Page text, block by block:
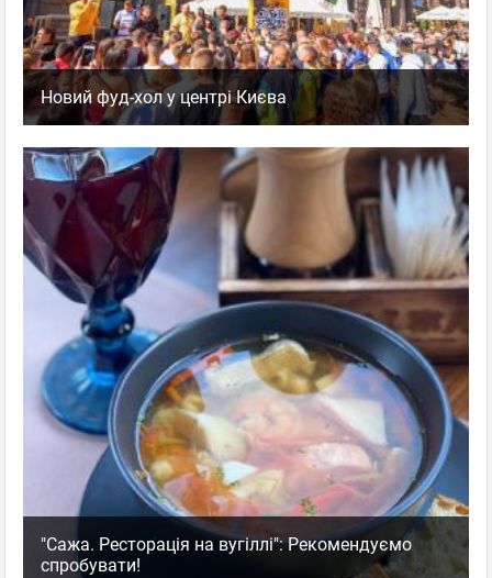
Новий фуд-хол у центрі Києва
"Сажа. Ресторація на вугіллі": Рекомендуємо
спробувати!